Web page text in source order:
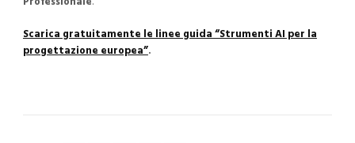
Scarica gratuitamente le linee guida “Strumenti AI per la
progettazione europea”.